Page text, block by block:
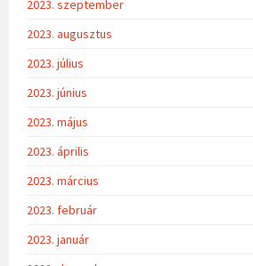
2023. szeptember
2023. augusztus
2023. július
2023. június
2023. május
2023. április
2023. március
2023. február
2023. január